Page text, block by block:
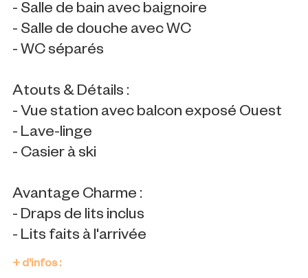
- Salle de bain avec baignoire
- Salle de douche avec WC
- WC séparés
Atouts & Détails :
- Vue station avec balcon exposé Ouest
- Lave-linge
- Casier à ski
Avantage Charme :
- Draps de lits inclus
- Lits faits à l'arrivée
+ d'infos :